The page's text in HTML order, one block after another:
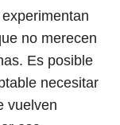
no merecen
Es posible
necesitar
vuelven